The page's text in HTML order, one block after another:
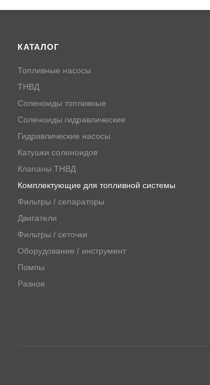
КАТАЛОГ
Топливные насосы
ТНВД
Соленоиды топливные
Соленоиды гидравлические
Гидравлические насосы
Катушки соленоидов
Клапаны ТНВД
Комплектующие для топливной системы
Фильтры / сепараторы
Двигатели
Фильтры / сеточки
Оборудование / инструмент
Помпы
Разное